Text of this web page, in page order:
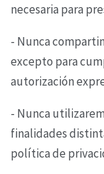
necesaria para
- Nunca
excepto para
autorización
- Nunca
finalidades
política de